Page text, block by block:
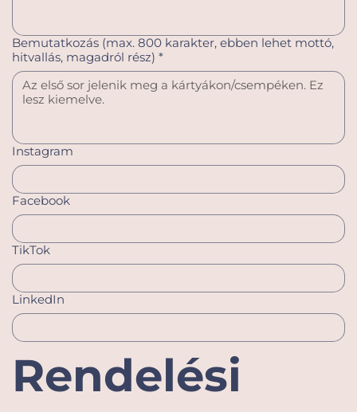
Bemutatkozás (max. 800 karakter, ebben lehet mottó,
hitvallás, magadról rész) *
Instagram
Facebook
TikTok
LinkedIn
Rendelési